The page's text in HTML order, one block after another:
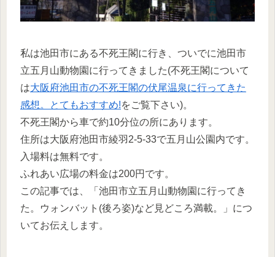
私は池田市にある不死王閣に行き、ついでに池田市
立五月山動物園に行ってきました(不死王閣について
は大阪府池田市の不死王閣の伏尾温泉に行ってきた
感想。とてもおすすめ!をご覧下さい)。
不死王閣から車で約10分位の所にあります。
住所は大阪府池田市綾羽2-5-33で五月山公園内です。
入場料は無料です。
ふれあい広場の料金は200円です。
この記事では、「池田市立五月山動物園に行ってき
た。ウォンバット(後ろ姿)など見どころ満載。」につ
いてお伝えします。